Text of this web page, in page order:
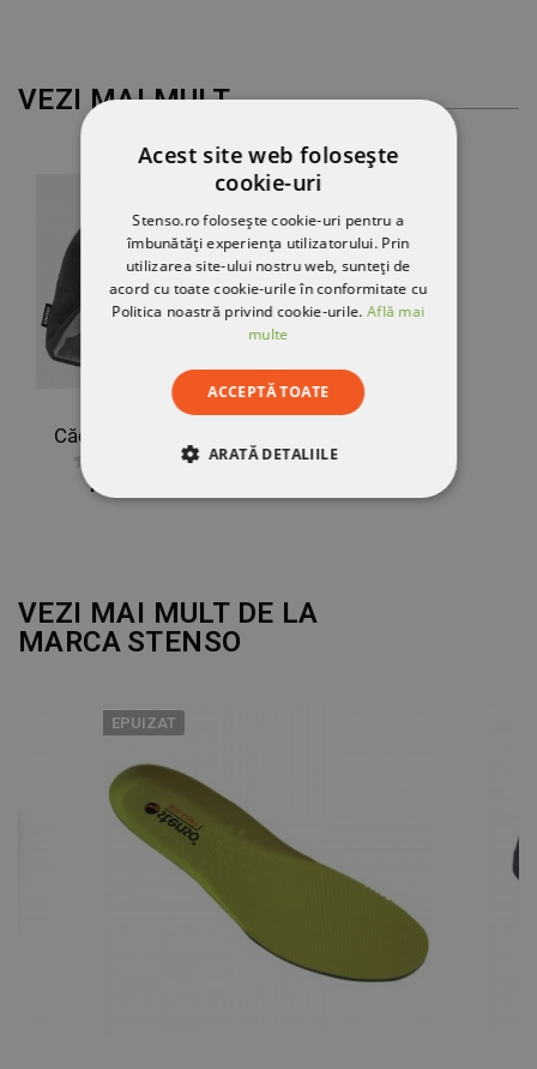
VEZI MAI MULT
149,09 RON
VEZI MAI MULT DE LA
MARCA STENSO
EPUIZAT
Acest site web folosește
cookie-uri
Stenso.ro folosește cookie-uri pentru a
îmbunătăți experiența utilizatorului. Prin
utilizarea site-ului nostru web, sunteți de
acord cu toate cookie-urile în conformitate cu
Politica noastră privind cookie-urile.Află mai
multe
ACCEPTĂ TOATE
ARATĂ DETALIILE
DE TARGETARE
NECLASIFICATE